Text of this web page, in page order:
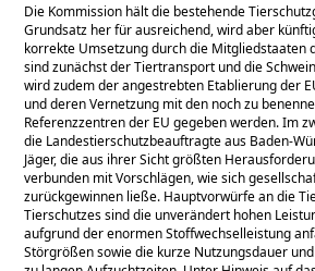
Die Kommission hält die bestehende
Grundsatz her für ausreichend, wird aber
korrekte Umsetzung durch die Mitgliedstaaten
sind zunächst der Tiertransport und die
wird zudem der angestrebten Etablierung der
und deren Vernetzung mit den noch zu
Referenzzentren der EU gegeben werden. Im
die Landestierschutzbeauftragte aus Baden-
Jäger, die aus ihrer Sicht größten
verbunden mit Vorschlägen, wie sich
zurückgewinnen ließe. Hauptvorwürfe an die
Tierschutzes sind die unverändert hohen
aufgrund der enormen Stoffwechselleistung
Störgrößen sowie die kurze Nutzungsdauer